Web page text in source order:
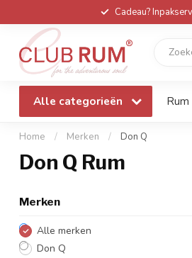
Cadeau?
Alle categorieën Rum
Home / Merken / Don Q
Don Q Rum
Merken
Alle merken
Don Q